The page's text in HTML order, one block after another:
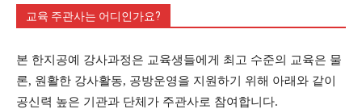
교육 주관사는 어디인가요?
본 한지공예 강사과정은 교육생들에게 최고 수준의 교육은 물
론, 원활한 강사활동, 공방운영을 지원하기 위해 아래와 같이
공신력 높은 기관과 단체가 주관사로 참여합니다.